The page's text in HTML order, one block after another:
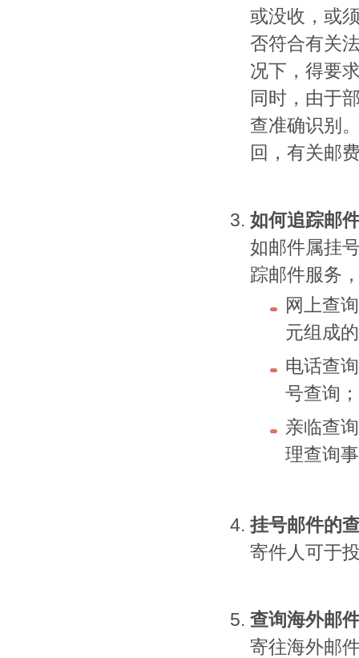
或没收，或
否符合有关
况下，得要
同时，由于
查准确识别
回，有关邮
如何追踪邮
如邮件属挂
踪邮件服务
网上查
元组成
电话查
号查询；
亲临查
理查询
挂号邮件的
寄件人可于
查询海外邮
寄往海外邮